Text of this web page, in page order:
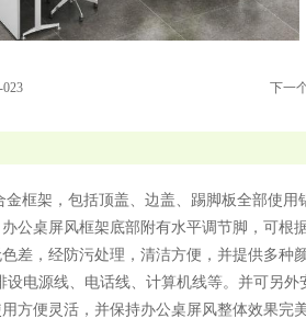
下一
金框架，包括顶盖、边盖、踢脚板全部使
公桌屏风框架底部附有水平调节脚，可根
差，经防污处理，清洁方便，并提供多
设电源线、电话线、计算机线等。并可另
方便灵活，并保持办公桌屏风整体效果完美